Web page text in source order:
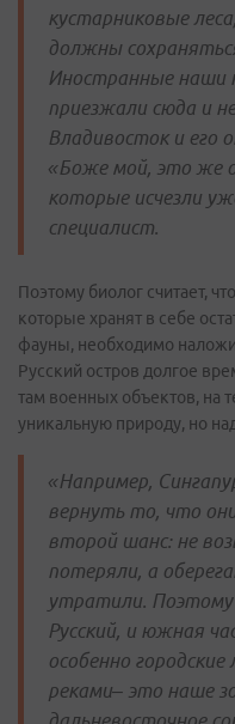
кустарниковые
должны
Иностранные наши
приезжали сюда и
Владивосток и его
«Боже мой, это же
которые исчезли
специалист.
Поэтому биолог считает,
которые хранят в себе
фауны, необходимо
Русский остров долгое
там военных объектов, на
уникальную природу, но
«Например,
вернуть то, что
второй шанс: не
потеряли, а
утратили.
Русский, и южная
особенно
реками– это наше